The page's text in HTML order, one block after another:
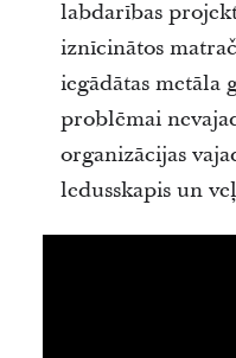
labdarības
iznīcinātos
iegādātas metāla
problēmai
organizācijas
ledusskapis un